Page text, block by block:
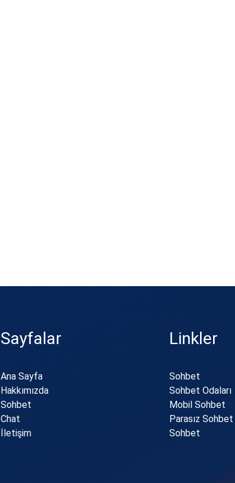
Sayfalar
Ana Sayfa
Hakkımızda
Sohbet
Chat
İletişim
Linkler
Sohbet
Sohbet Odaları
Mobil Sohbet
Parasız Sohbet
Sohbet